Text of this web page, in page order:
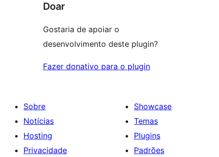
Doar
Gostaria de apoiar o
desenvolvimento deste plugin?
Fazer donativo para o plugin
Sobre
Notícias
Hosting
Privacidade
Showcase
Temas
Plugins
Padrões